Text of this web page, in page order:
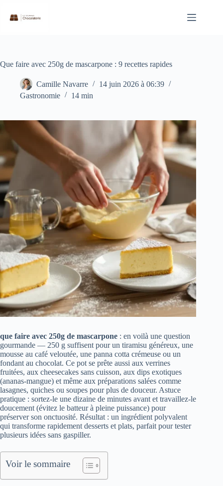
contenu
Que faire avec 250g de mascarpone : 9 recettes rapides
Camille Navarre
14 juin 2026 à 06:39
Gastronomie
14 min
que faire avec 250g de mascarpone : en voilà une question
gourmande — 250 g suffisent pour un tiramisu généreux, une
mousse au café veloutée, une panna cotta crémeuse ou un
fondant au chocolat. Ce pot se prête aussi aux verrines
fruitées, aux cheesecakes sans cuisson, aux dips exotiques
(ananas‑mangue) et même aux préparations salées comme
lasagnes, quiches ou soupes pour plus de douceur. Astuce
pratique : sortez‑le une dizaine de minutes avant et travaillez‑le
doucement (évitez le batteur à pleine puissance) pour
préserver son onctuosité. Résultat : un ingrédient polyvalent
qui transforme rapidement desserts et plats, parfait pour tester
plusieurs idées sans gaspiller.
Voir le sommaire